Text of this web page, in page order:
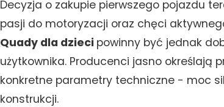
Decyzja o zakupie pierwszego pojazdu
pasji do motoryzacji oraz chęci
Quady dla dzieci powinny być jednak
użytkownika. Producenci jasno określają
konkretne parametry techniczne - moc
konstrukcji.